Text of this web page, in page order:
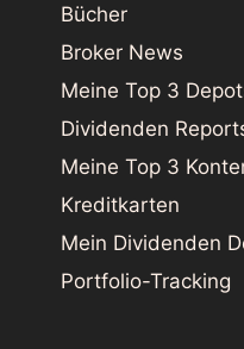
Bücher
Broker News
Meine Top 3
Dividenden
Meine Top 3
Kreditkarten
Mein Dividenden
Portfolio-Tracking